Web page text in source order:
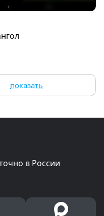
показать
в России